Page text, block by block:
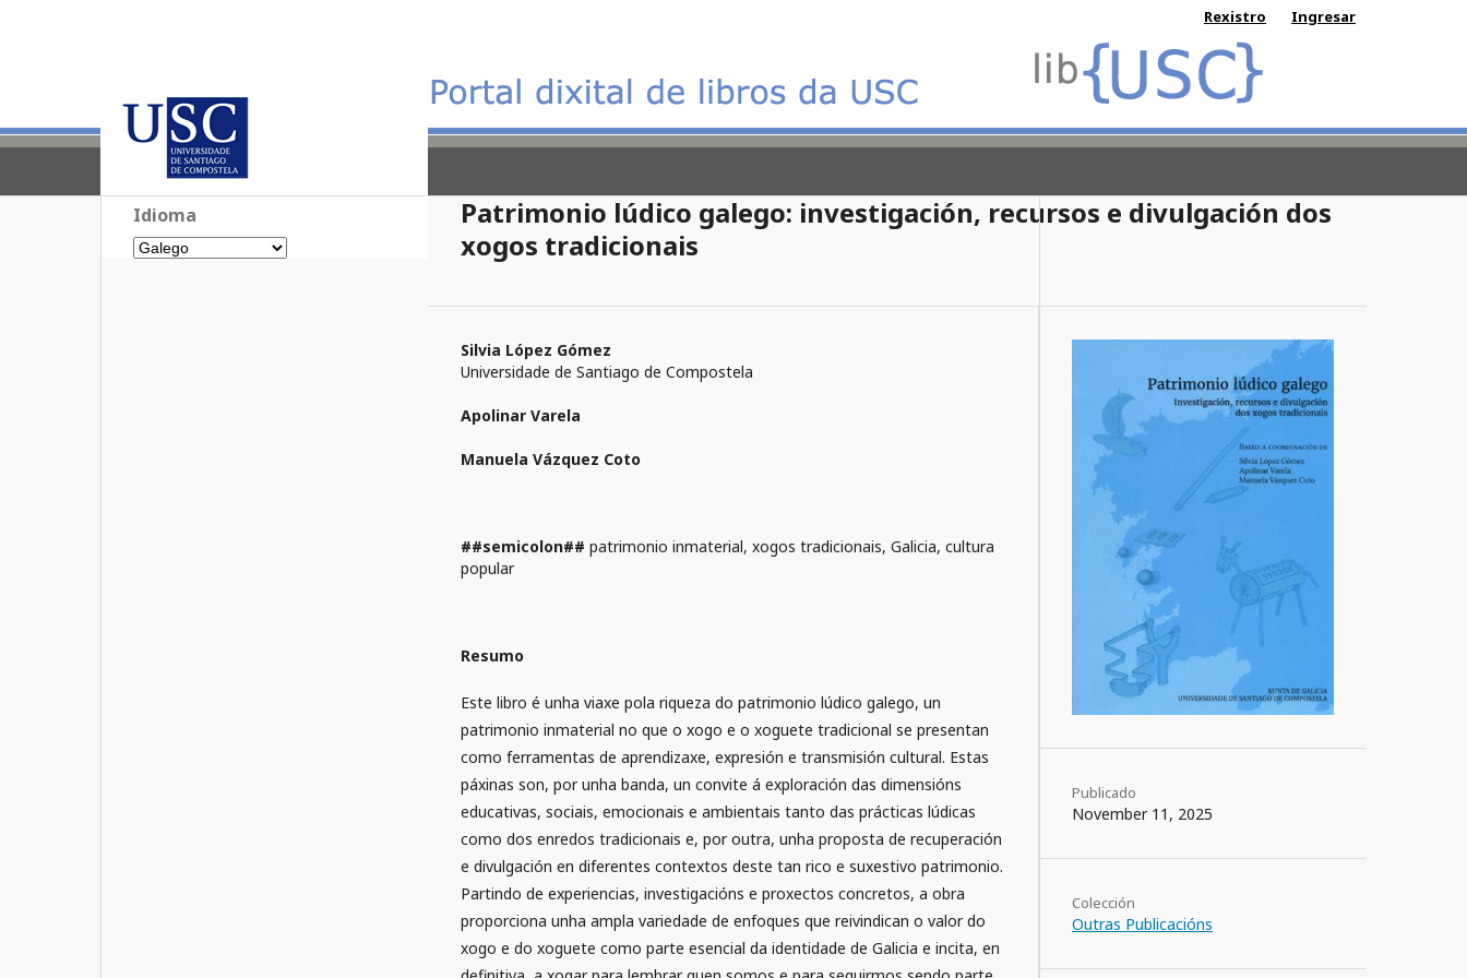
Rexistro Ingresar
Patrimonio lúdico galego: investigación, recursos e divulgación dos
xogos tradicionais
Silvia López Gómez
Universidade de Santiago de Compostela
Apolinar Varela
Manuela Vázquez Coto
##semicolon## patrimonio inmaterial, xogos tradicionais, Galicia, cultura
popular
Resumo
Este libro é unha viaxe pola riqueza do patrimonio lúdico galego, un
patrimonio inmaterial no que o xogo e o xoguete tradicional se presentan
como ferramentas de aprendizaxe, expresión e transmisión cultural. Estas
páxinas son, por unha banda, un convite á exploración das dimensións
educativas, sociais, emocionais e ambientais tanto das prácticas lúdicas
como dos enredos tradicionais e, por outra, unha proposta de recuperación
e divulgación en diferentes contextos deste tan rico e suxestivo patrimonio.
Partindo de experiencias, investigacións e proxectos concretos, a obra
proporciona unha ampla variedade de enfoques que reivindican o valor do
xogo e do xoguete como parte esencial da identidade de Galicia e incita, en
Publicado
November 11, 2025
Colección
Outras Publicacións
Idioma